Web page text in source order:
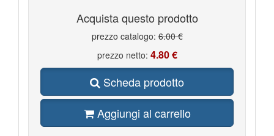
Acquista questo prodotto
prezzo catalogo:6.00 €
prezzo netto: 4.80 €
Scheda prodotto
Aggiungi al carrello